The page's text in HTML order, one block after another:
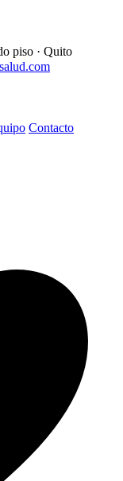
piso · Quito
Contacto